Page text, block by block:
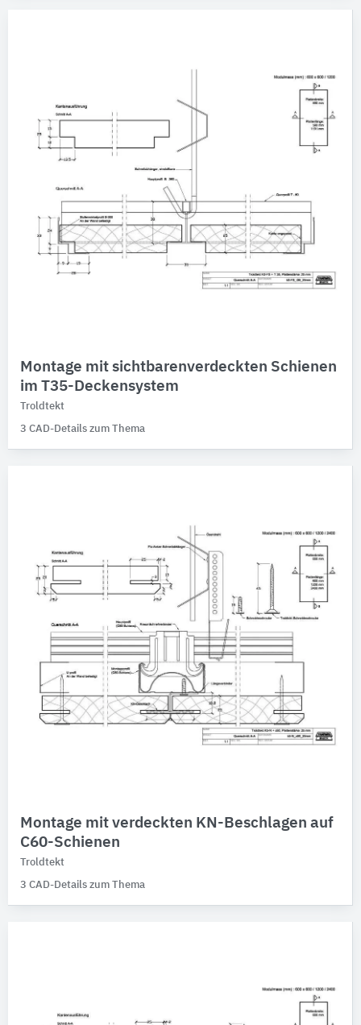
Montage mit sichtbarenverdeckten Schienen
im T35-Deckensystem
Troldtekt
3 CAD-Details zum Thema
Montage mit verdeckten KN-Beschlagen auf
C60-Schienen
Troldtekt
3 CAD-Details zum Thema